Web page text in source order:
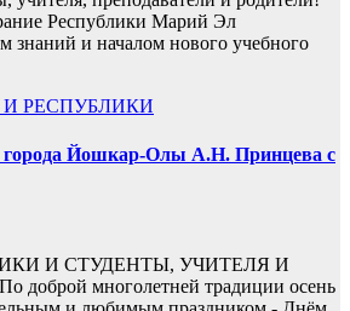
Республики Марий Эл
знаний и началом нового учебного
РЕСПУБЛИКИ
города Йошкар-Олы А.Н. Принцева с
И СТУДЕНТЫ, УЧИТЕЛЯ И
многолетней традиции осень